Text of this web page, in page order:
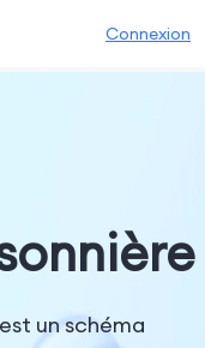
Connexion
un schéma